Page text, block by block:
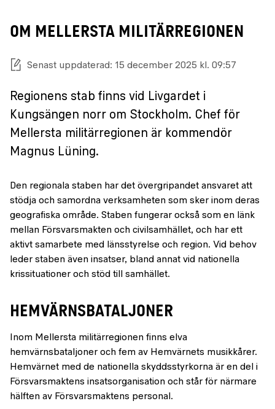
OM MELLERSTA MILITÄRREGIONEN
Senast uppdaterad: 15 december 2025 kl. 09:57
Regionens stab finns vid Livgardet i
Kungsängen norr om Stockholm. Chef för
Mellersta militärregionen är kommendör
Magnus Lüning.
Den regionala staben har det övergripandet ansvaret att
stödja och samordna verksamheten som sker inom deras
geografiska område. Staben fungerar också som en länk
mellan Försvarsmakten och civilsamhället, och har ett
aktivt samarbete med länsstyrelse och region. Vid behov
leder staben även insatser, bland annat vid nationella
krissituationer och stöd till samhället.
HEMVÄRNSBATALJONER
Inom Mellersta militärregionen finns elva
hemvärnsbataljoner och fem av Hemvärnets musikkårer.
Hemvärnet med de nationella skyddsstyrkorna är en del i
Försvarsmaktens insatsorganisation och står för närmare
hälften av Försvarsmaktens personal.